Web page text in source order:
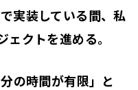
実装している間、私
クトを進める。
の時間が有限」と